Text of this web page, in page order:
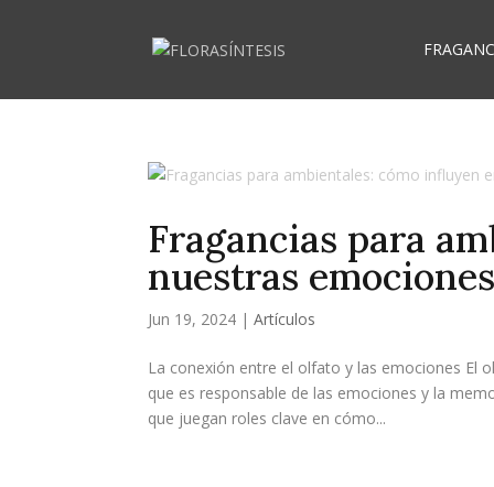
Fragancias para
nuestras emociones
Jun 19, 2024 |Artículos
La conexión entre el olfato y las emociones El
que es responsable de las emociones y la
que juegan roles clave en cómo...